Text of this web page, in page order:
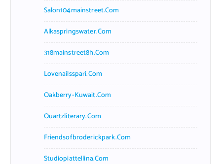
Salon104mainstreet.com
Alkaspringswater.com
318mainstreet8h.com
Lovenailsspari.com
Oakberry-Kuwait.com
Quartzliterary.com
Friendsofbroderickpark.com
Studiopiattellina.com